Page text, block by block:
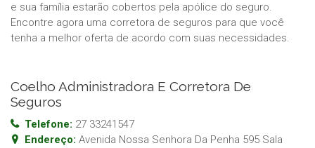
e sua família estarão cobertos pela apólice do seguro.
Encontre agora uma corretora de seguros para que você
tenha a melhor oferta de acordo com suas necessidades.
Coelho Administradora E Corretora De
Seguros
Telefone: 27 33241547
Endereço: Avenida Nossa Senhora Da Penha 595 Sala